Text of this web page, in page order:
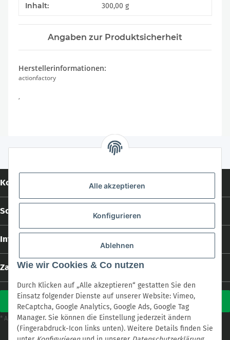
Alle akzeptieren
Konfigurieren
Ablehnen
Wie wir Cookies & Co nutzen
Durch Klicken auf „Alle akzeptieren“ gestatten Sie den
Einsatz folgender Dienste auf unserer Website: Vimeo,
ReCaptcha, Google Analytics, Google Ads, Google Tag
Manager. Sie können die Einstellung jederzeit ändern
(Fingerabdruck-Icon links unten). Weitere Details finden Sie
Produkteigenschaft
Wert
Inhalt: 300,00 g
Angaben zur Produktsicherheit
Herstellerinformationen:
actionfactory
,
Kontakt
Social Media
Informationen
Zahlungs- und Versandarten
Vertrag widerrufen
* Alle Preise inkl. gesetzlicher USt., zzgl.Versand
* Alle Preise inkl. gesetzlicher USt., zzgl.Versand